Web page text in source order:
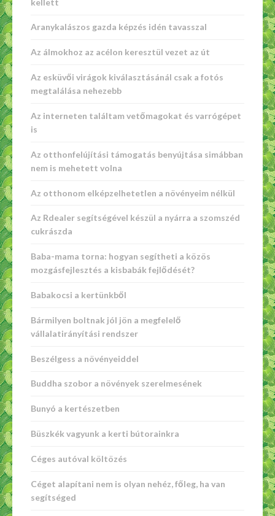
Aranykalászos gazda képzés idén tavasszal
Az álmokhoz az acélon keresztül vezet az út
Az esküvői virágok kiválasztásánál csak a fotós
megtalálása nehezebb
Az interneten találtam vetőmagokat és varrógépet
is
Az otthonfelújítási támogatás benyújtása simábban
nem is mehetett volna
Az otthonom elképzelhetetlen a növényeim nélkül
Az Rdealer segítségével készül a nyárra a szomszéd
cukrászda
Baba-mama torna: hogyan segítheti a közös
mozgásfejlesztés a kisbabák fejlődését?
Babakocsi a kertünkből
Bármilyen boltnak jól jön a megfelelő
vállalatirányítási rendszer
Beszélgess a növényeiddel
Buddha szobor a növények szerelmesének
Bunyó a kertészetben
Büszkék vagyunk a kerti bútorainkra
Céges autóval költözés
Céget alapítani nem is olyan nehéz, főleg, ha van
segítséged